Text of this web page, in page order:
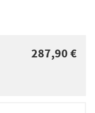
287,90 €